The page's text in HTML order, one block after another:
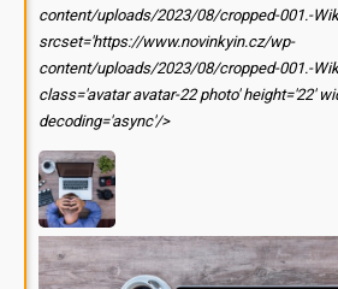
content/uploads/2023/08/cropped-001.-
srcset='https://www.novinkyin.cz/wp-
content/uploads/2023/08/cropped-001.-
class='avatar avatar-22 photo' height='22'
decoding='async'/>